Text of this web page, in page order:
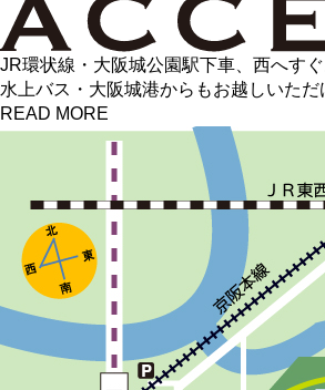
JR環状線・大阪城公園駅下車、西へすぐ
水上バス・大阪城港からもお越しいただ
READ MORE